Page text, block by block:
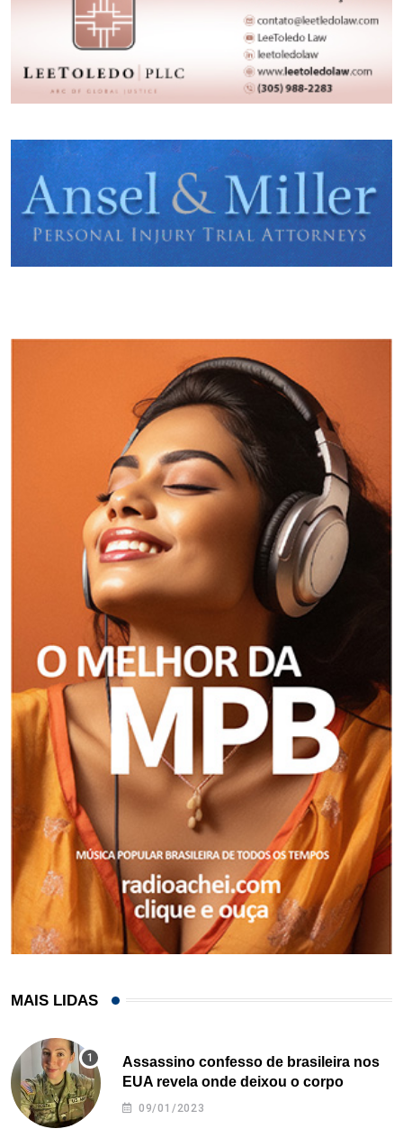
MAIS LIDAS
Assassino confesso de brasileira nos
EUA revela onde deixou o corpo
09/01/2023